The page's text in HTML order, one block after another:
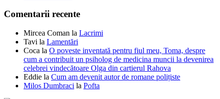
Comentarii recente
Mircea Coman la Lacrimi
Tavi la Lamentări
Coca la O poveste inventată pentru fiul meu, Toma, despre
cum a contribuit un psiholog de medicina muncii la devenirea
celebrei vindecătoare Olga din cartierul Rahova
Eddie la Cum am devenit autor de romane polițiste
Milos Dumbraci la Pofta